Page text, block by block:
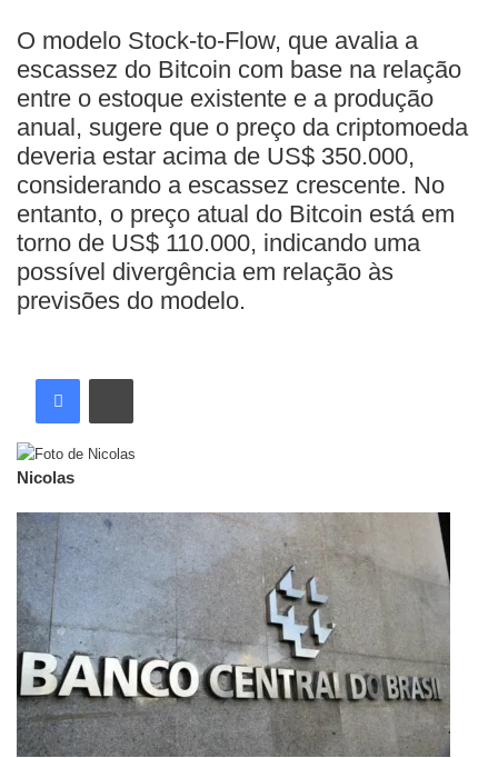
O modelo Stock-to-Flow, que avalia a
escassez do Bitcoin com base na relação
entre o estoque existente e a produção
anual, sugere que o preço da criptomoeda
deveria estar acima de US$ 350.000,
considerando a escassez crescente. No
entanto, o preço atual do Bitcoin está em
torno de US$ 110.000, indicando uma
possível divergência em relação às
previsões do modelo.
Nicolas